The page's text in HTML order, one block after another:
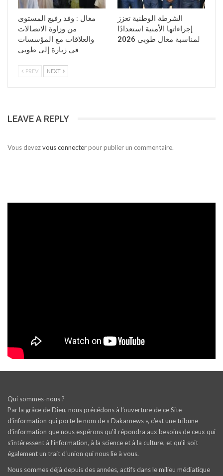
مغال : وفد رفيع المستوى
من وزاوة الاتصالات
والعلاقات مع المؤسسات
في زيارة إلى طوبى
الشرطة الوطنية تعزز
إجراءاتها الأمنية استعدادًا
لمناسبة مغال طوبى 2026
PREV NEXT
LEAVE A REPLY
Vous devezvous connecterpour publier un commentaire.
Qui sommes-nous ?
Par la grâce de Dieu, nous précédons à l’ouverture de ce Site
d’information qui porte le nom de « Dakarnews », c’est une tribune
d’information que nous espérons qu’il répondra aux besoins de ceux qui
s’intéressent à l’information, à la science et à la culture, et qu’il soit
également un trait d‘union qui nous lie à vous.
Nous sommes déjà depuis des années, actifs dans le milieu médiatique